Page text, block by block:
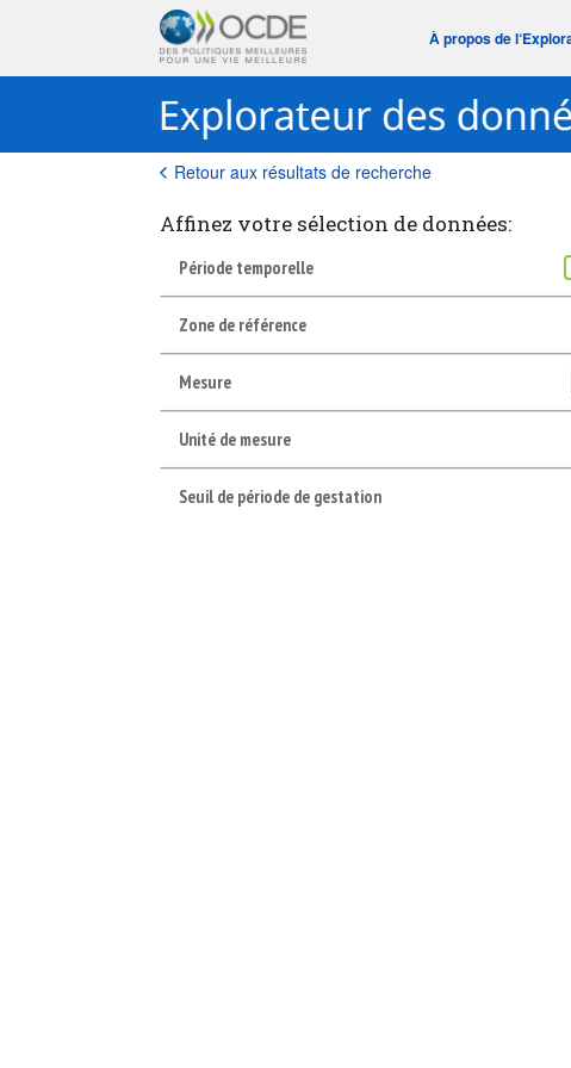
À propos de
Retour aux résultats de recherche
Affinez votre sélection de données:
Période temporelle
Zone de référence
Mesure
Unité de mesure
Seuil de période de gestation